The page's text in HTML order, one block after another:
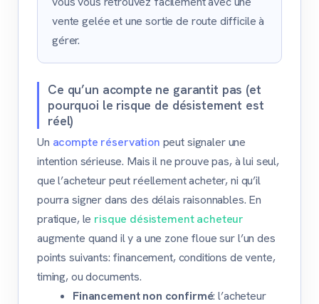
vente gelée et une sortie de route difficile à
gérer.
Ce qu’un acompte ne garantit pas (et
pourquoi le risque de désistement est
réel)
Un acompte réservation peut signaler une
intention sérieuse. Mais il ne prouve pas, à lui seul,
que l’acheteur peut réellement acheter, ni qu’il
pourra signer dans des délais raisonnables. En
pratique, le risque désistement acheteur
augmente quand il y a une zone floue sur l’un des
points suivants: financement, conditions de vente,
timing, ou documents.
Financement non confirmé: l’acheteur